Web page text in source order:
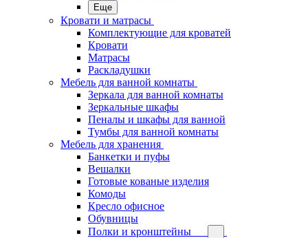
Еще
Кровати и матрасы
Комплектующие для кроватей
Кровати
Матрасы
Раскладушки
Мебель для ванной комнаты
Зеркала для ванной комнаты
Зеркальные шкафы
Пеналы и шкафы для ванной
Тумбы для ванной комнаты
Мебель для хранения
Банкетки и пуфы
Вешалки
Готовые кованые изделия
Комоды
Кресло офисное
Обувницы
Полки и кронштейны